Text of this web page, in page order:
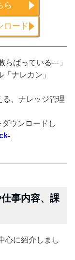
ら
ロード
らばっている---」
ナレカン」
る、ナレッジ管理
ウンロードし
事内容、課
心に紹介しまし